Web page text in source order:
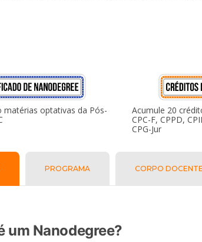
matérias optativas da Pós-
Acumule 20
CPC-F, CPPD,
CPG-Jur
PROGRAMA CORPO DOCENTE
um Nanodegree?